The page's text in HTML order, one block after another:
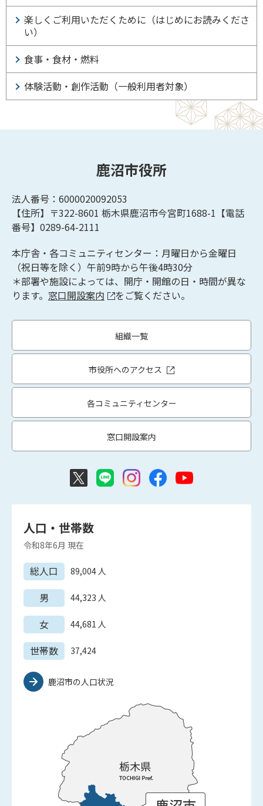
楽しくご利用いただくために（はじめにお読みくださ
い）
食事・食材・燃料
体験活動・創作活動（一般利用者対象）
鹿沼市役所
法人番号：6000020092053
【住所】〒322-8601 栃木県鹿沼市今宮町1688-1【電話
番号】0289-64-2111
本庁舎・各コミュニティセンター：月曜日から金曜日
（祝日等を除く）午前9時から午後4時30分
＊部署や施設によっては、開庁・開館の日・時間が異な
ります。 窓口開設案内 をご覧ください。
組織一覧
市役所へのアクセス
各コミュニティセンター
窓口開設案内
人口・世帯数
令和8年6月 現在
総人口 89,004人
男 44,323 人
女 44,681 人
世帯数 37,424
鹿沼市の人口状況